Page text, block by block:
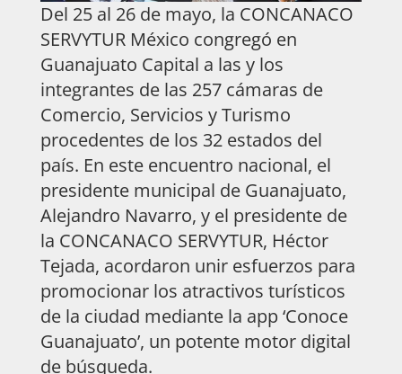
Del 25 al 26 de mayo, la CONCANACO
SERVYTUR México congregó en
Guanajuato Capital a las y los
integrantes de las 257 cámaras de
Comercio, Servicios y Turismo
procedentes de los 32 estados del
país. En este encuentro nacional, el
presidente municipal de Guanajuato,
Alejandro Navarro, y el presidente de
la CONCANACO SERVYTUR, Héctor
Tejada, acordaron unir esfuerzos para
promocionar los atractivos turísticos
de la ciudad mediante la app ‘Conoce
Guanajuato’, un potente motor digital
de búsqueda.